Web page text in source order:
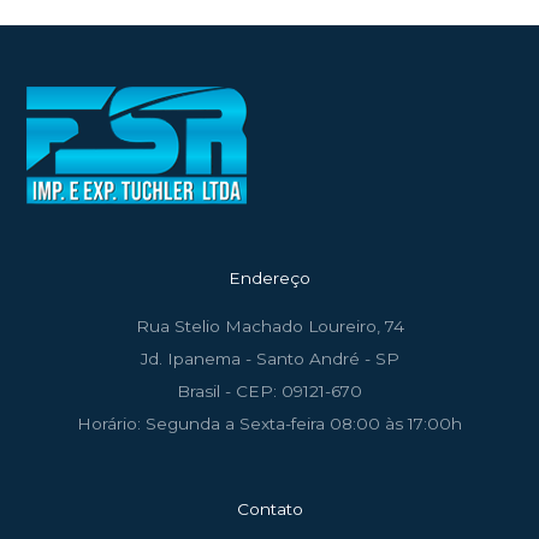
Endereço
Rua Stelio Machado Loureiro, 74
Jd. Ipanema - Santo André - SP
Brasil - CEP: 09121-670
Horário: Segunda a Sexta-feira 08:00 às 17:00h
Contato